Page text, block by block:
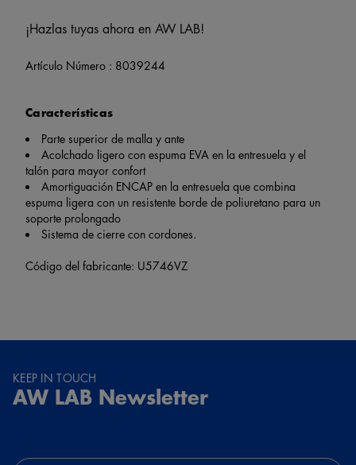
¡Hazlas tuyas ahora en AW LAB!
Artículo Número : 8039244
Características
Parte superior de malla y ante
Acolchado ligero con espuma EVA en la entresuela y el
talón para mayor confort
Amortiguación ENCAP en la entresuela que combina
espuma ligera con un resistente borde de poliuretano para un
soporte prolongado
Sistema de cierre con cordones.
Código del fabricante: U5746VZ
KEEP IN TOUCH
AW LAB Newsletter